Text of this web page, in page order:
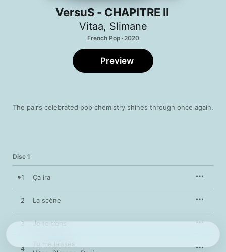
VersuS - CHAPITRE II
Vitaa, Slimane
French Pop · 2020
The pair’s celebrated pop chemistry shines through once again.
Preview
Disc 1
1 Ça ira
2 La scène
3 Je te tiens
4
Tu me laisses